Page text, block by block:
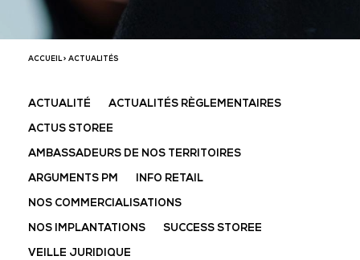
ACCUEIL> ACTUALITÉS
ACTUALITÉ ACTUALITÉS RÈGLEMENTAIRES
ACTUS STOREE
AMBASSADEURS DE NOS TERRITOIRES
ARGUMENTS PM INFO RETAIL
NOS COMMERCIALISATIONS
NOS IMPLANTATIONS SUCCESS STOREE
VEILLE JURIDIQUE